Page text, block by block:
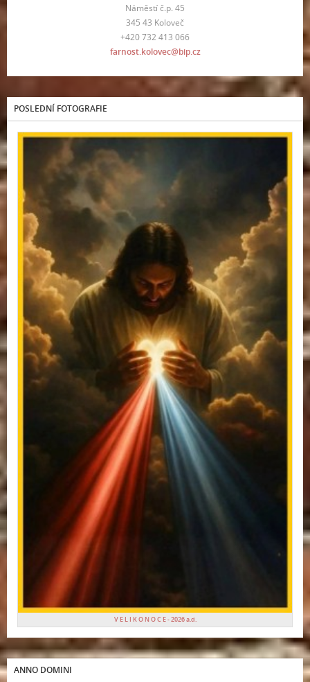
Náměstí č.p. 45
345 43 Koloveč
+420 732 413 066
farnost.kolovec@bip.cz
POSLEDNÍ FOTOGRAFIE
V E L I K O N O C E - 2026 a.d.
ANNO DOMINI